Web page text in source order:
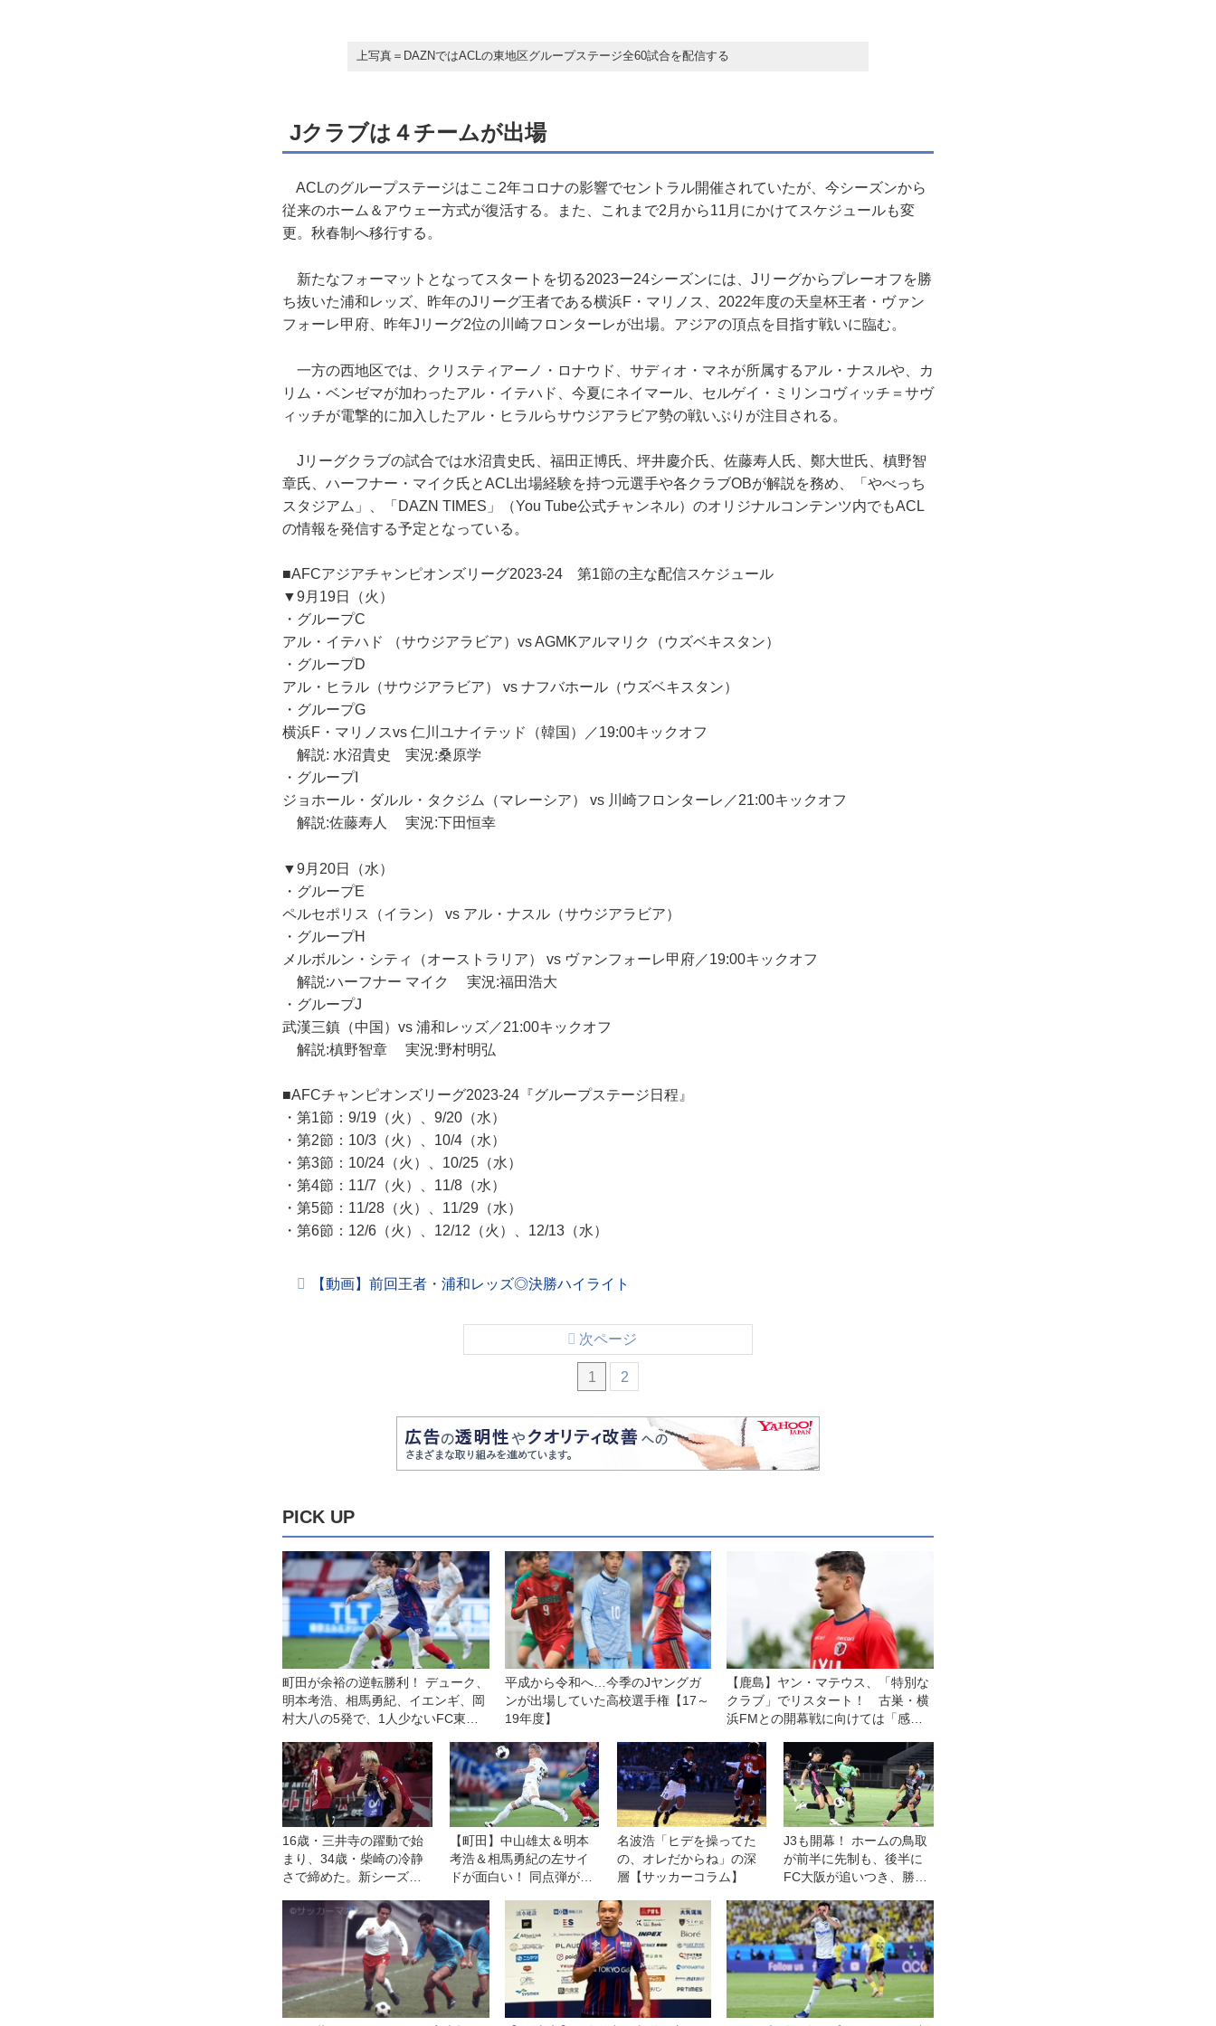
上写真＝DAZNではACLの東地区グループステージ全60試合を配信する
Jクラブは４チームが出場
ACLのグループステージはここ2年コロナの影響でセントラル開催されていたが、今シーズンから
従来のホーム＆アウェー方式が復活する。また、これまで2月から11月にかけてスケジュールも変
更。秋春制へ移行する。
新たなフォーマットとなってスタートを切る2023ー24シーズンには、Jリーグからプレーオフを勝
ち抜いた浦和レッズ、昨年のJリーグ王者である横浜F・マリノス、2022年度の天皇杯王者・ヴァン
フォーレ甲府、昨年Jリーグ2位の川崎フロンターレが出場。アジアの頂点を目指す戦いに臨む。
一方の西地区では、クリスティアーノ・ロナウド、サディオ・マネが所属するアル・ナスルや、カ
リム・ベンゼマが加わったアル・イテハド、今夏にネイマール、セルゲイ・ミリンコヴィッチ＝サヴ
ィッチが電撃的に加入したアル・ヒラルらサウジアラビア勢の戦いぶりが注目される。
Jリーグクラブの試合では水沼貴史氏、福田正博氏、坪井慶介氏、佐藤寿人氏、鄭大世氏、槙野智
章氏、ハーフナー・マイク氏とACL出場経験を持つ元選手や各クラブOBが解説を務め、「やべっち
スタジアム」、「DAZN TIMES」（You Tube公式チャンネル）のオリジナルコンテンツ内でもACL
の情報を発信する予定となっている。
■AFCアジアチャンピオンズリーグ2023-24 第1節の主な配信スケジュール
▼9月19日（火）
・グループC
アル・イテハド （サウジアラビア）vs AGMKアルマリク（ウズベキスタン）
・グループD
アル・ヒラル（サウジアラビア） vs ナフバホール（ウズベキスタン）
・グループG
横浜F・マリノスvs 仁川ユナイテッド（韓国）／19:00キックオフ
解説: 水沼貴史 実況:桑原学
・グループI
ジョホール・ダルル・タクジム（マレーシア） vs 川崎フロンターレ／21:00キックオフ
解説:佐藤寿人 実況:下田恒幸
▼9月20日（水）
・グループE
ペルセポリス（イラン） vs アル・ナスル（サウジアラビア）
・グループH
メルボルン・シティ（オーストラリア） vs ヴァンフォーレ甲府／19:00キックオフ
解説:ハーフナー マイク 実況:福田浩大
・グループJ
武漢三鎮（中国）vs 浦和レッズ／21:00キックオフ
解説:槙野智章 実況:野村明弘
■AFCチャンピオンズリーグ2023-24『グループステージ日程』
・第1節：9/19（火）、9/20（水）
・第2節：10/3（火）、10/4（水）
・第3節：10/24（火）、10/25（水）
・第4節：11/7（火）、11/8（水）
・第5節：11/28（火）、11/29（水）
・第6節：12/6（火）、12/12（火）、12/13（水）
【動画】前回王者・浦和レッズ◎決勝ハイライト
1 2
次ページ
PICK UP
町田が余裕の逆転勝利！ デューク、
明本考浩、相馬勇紀、イエンギ、岡
村大八の5発で、1人少ないFC東京
平成から令和へ…今季のJヤングガ
ンが出場していた高校選手権【17～
19年度】
【鹿島】ヤン・マテウス、「特別な
クラブ」でリスタート！ 古巣・横
浜FMとの開幕戦に向けては「感情
い！」
16歳・三井寺の躍動で始
まり、34歳・柴崎の冷静
さで締めた。新シーズン
筆すべき好ゲームだった
◎J１開幕戦
【町田】中山雄太＆明本
考浩＆相馬勇紀の左サイ
ドが面白い！ 同点弾が
る」と自画自賛！
名波浩「ヒデを操ってた
の、オレだからね」の深
層【サッカーコラム】
J3も開幕！ ホームの鳥取
が前半に先制も、後半に
FC大阪が追いつき、勝ち